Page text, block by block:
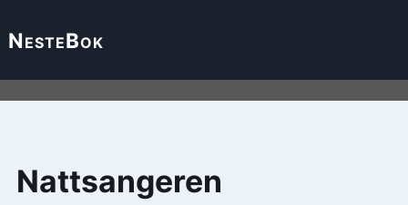
NesteBok
Nattsangeren